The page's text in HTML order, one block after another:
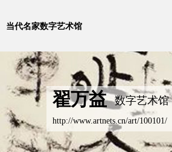
当代名家数字艺术馆
翟万益 数字艺术馆
http://www.artnets.cn/art/100101/